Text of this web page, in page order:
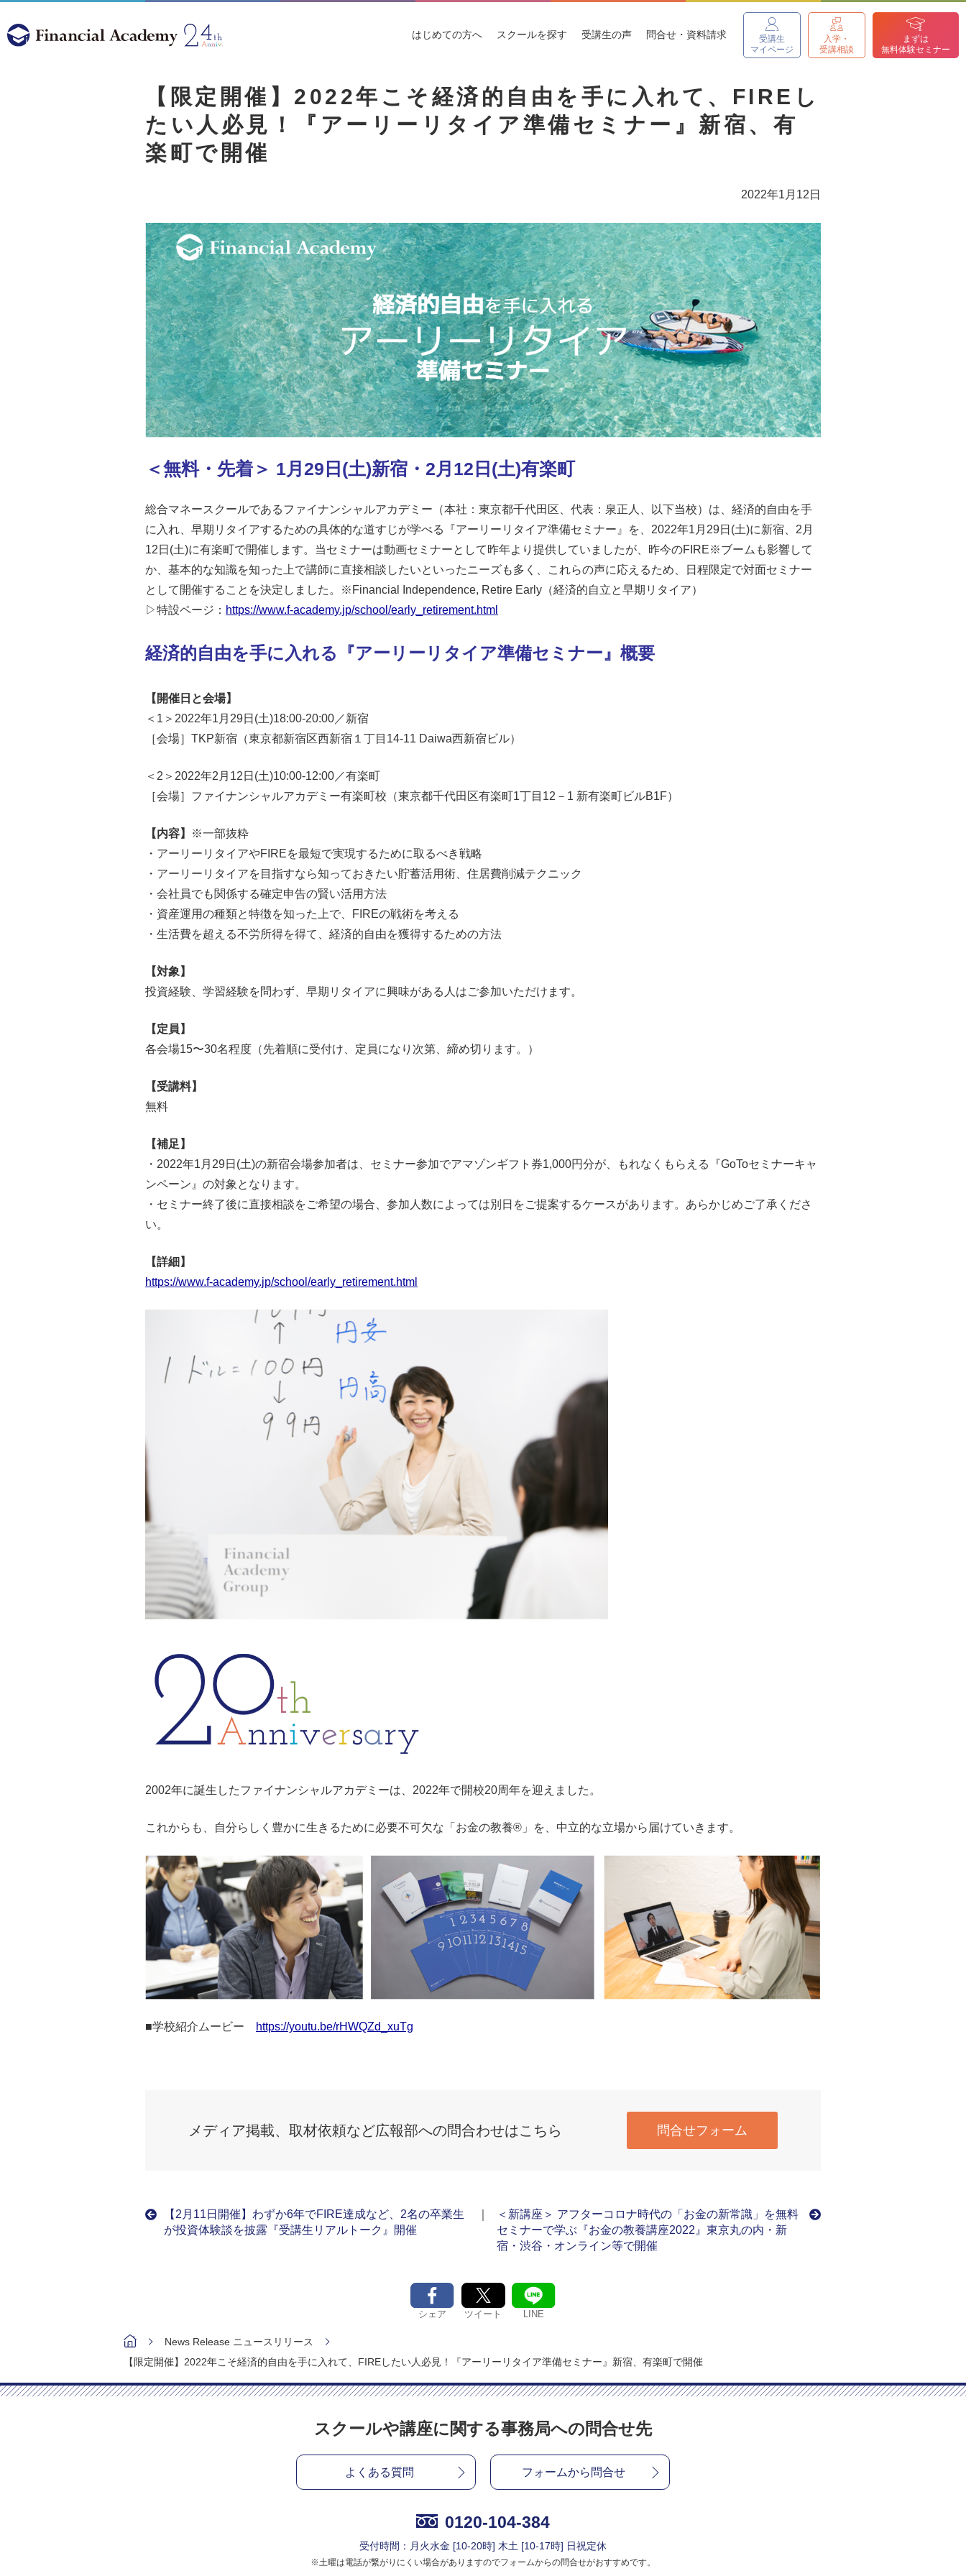
受講生
マイページ
入学・
受講相談
まずは
無料体験セミナー
はじめての方へ スクールを探す 受講生の声 問合せ・資料請求
【限定開催】2022年こそ経済的自由を手に入れて、FIREし
たい人必見！『アーリーリタイア準備セミナー』新宿、有
楽町で開催
2022年1月12日
＜無料・先着＞ 1月29日(土)新宿・2月12日(土)有楽町
総合マネースクールであるファイナンシャルアカデミー（本社：東京都千代田区、代表：泉正人、以下当校）は、経済的自由を手
に入れ、早期リタイアするための具体的な道すじが学べる『アーリーリタイア準備セミナー』を、2022年1月29日(土)に新宿、2月
12日(土)に有楽町で開催します。当セミナーは動画セミナーとして昨年より提供していましたが、昨今のFIRE※ブームも影響して
か、基本的な知識を知った上で講師に直接相談したいといったニーズも多く、これらの声に応えるため、日程限定で対面セミナー
として開催することを決定しました。※Financial Independence, Retire Early（経済的自立と早期リタイア）
▷特設ページ： https://www.f-academy.jp/school/early_retirement.html
経済的自由を手に入れる『アーリーリタイア準備セミナー』概要
【開催日と会場】
＜1＞2022年1月29日(土)18:00-20:00／新宿
［会場］TKP新宿（東京都新宿区西新宿１丁目14-11 Daiwa西新宿ビル）
＜2＞2022年2月12日(土)10:00-12:00／有楽町
［会場］ファイナンシャルアカデミー有楽町校（東京都千代田区有楽町1丁目12－1 新有楽町ビルB1F）
【内容】
※一部抜粋
・アーリーリタイアやFIREを最短で実現するために取るべき戦略
・アーリーリタイアを目指すなら知っておきたい貯蓄活用術、住居費削減テクニック
・会社員でも関係する確定申告の賢い活用方法
・資産運用の種類と特徴を知った上で、FIREの戦術を考える
・生活費を超える不労所得を得て、経済的自由を獲得するための方法
【対象】
投資経験、学習経験を問わず、早期リタイアに興味がある人はご参加いただけます。
【定員】
各会場15〜30名程度（先着順に受付け、定員になり次第、締め切ります。）
【受講料】
無料
【補足】
・2022年1月29日(土)の新宿会場参加者は、セミナー参加でアマゾンギフト券1,000円分が、もれなくもらえる『GoToセミナーキャ
ンペーン』の対象となります。
・セミナー終了後に直接相談をご希望の場合、参加人数によっては別日をご提案するケースがあります。あらかじめご了承くださ
い。
【詳細】
https://www.f-academy.jp/school/early_retirement.html
2002年に誕生したファイナンシャルアカデミーは、2022年で開校20周年を迎えました。
これからも、自分らしく豊かに生きるために必要不可欠な「お金の教養®」を、中立的な立場から届けていきます。
■学校紹介ムービー https://youtu.be/rHWQZd_xuTg
メディア掲載、取材依頼など広報部への問合わせはこちら 問合せフォーム
【2月11日開催】わずか6年でFIRE達成など、2名の卒業生
が投資体験談を披露『受講生リアルトーク』開催
＜新講座＞ アフターコロナ時代の「お金の新常識」を無料
セミナーで学ぶ『お金の教養講座2022』東京丸の内・新
宿・渋谷・オンライン等で開催
シェア ツイート LINE
News Release ニュースリリース
【限定開催】2022年こそ経済的自由を手に入れて、FIREしたい人必見！『アーリーリタイア準備セミナー』新宿、有楽町で開催
スクールや講座に関する事務局への問合せ先
よくある質問 フォームから問合せ
0120-104-384
受付時間：月火水金 [10-20時] 木土 [10-17時] 日祝定休
※土曜は電話が繋がりにくい場合がありますのでフォームからの問合せがおすすめです。